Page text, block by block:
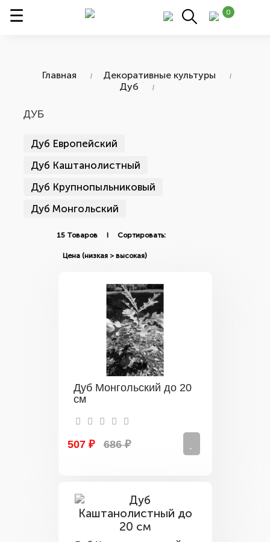
0
Главная
Декоративные культуры
Дуб
ДУБ
Дуб Европейский
Дуб Каштанолистный
Дуб Крупнопыльниковый
Дуб Монгольский
15 Товаров I Сортировать:
Дуб Монгольский до 20
см
507 ₽ 686 ₽